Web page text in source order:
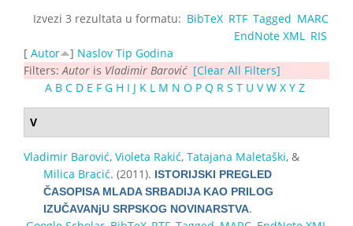
Izvezi 3 rezultata u formatu: BibTeX RTF Tagged MARC
EndNote XML
RIS
[ Autor ] Naslov Tip Godina
Filters: Autor is Vladimir Barović [Clear All Filters]
A B C D E F G H I J K L M N O P Q R S T U V W X Y Z
V
Vladimir Barović, Violeta Rakić, Tatajana Maletaški, &
Milica Bracić. (2011). ISTORIJSKI PREGLED
ČASOPISA MLADA SRBADIJA KAO PRILOG
IZUČAVANјU SRPSKOG NOVINARSTVA.